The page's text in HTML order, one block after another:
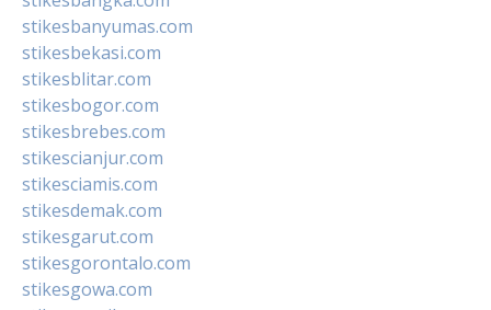
stikesbanyumas.com
stikesbekasi.com
stikesblitar.com
stikesbogor.com
stikesbrebes.com
stikescianjur.com
stikesciamis.com
stikesdemak.com
stikesgarut.com
stikesgorontalo.com
stikesgowa.com